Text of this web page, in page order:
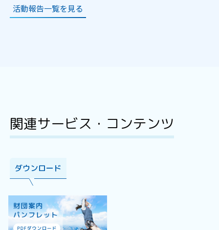
活動報告一覧を見る
関連サービス・コンテンツ
ダウンロード